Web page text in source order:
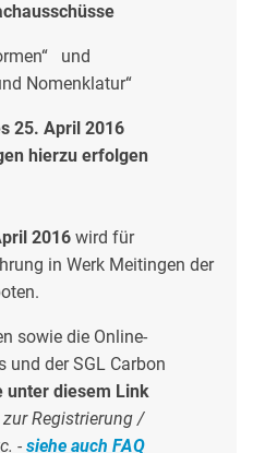
und
Nomenklatur“
25. April 2016
hierzu erfolgen
2016 wird für
in Werk Meitingen der
sowie die Online-
und der SGL Carbon
unter diesem Link
zur Registrierung /
- siehe auch FAQ